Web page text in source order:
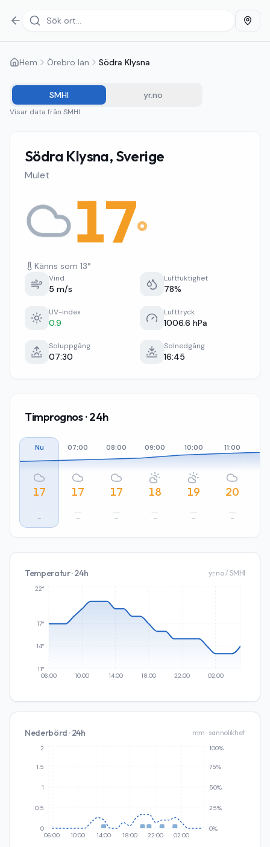
Hem Örebro län Södra Klysna
SMHI yr.no
Visar data från SMHI
Södra Klysna, Sverige
Mulet
17°
Känns som 13°
Vind
5 m/s
Luftfuktighet
78%
UV-index
0.9
Lufttryck
1006.6 hPa
Soluppgång
07:30
Solnedgång
16:45
Timprognos · 24h
Nu
17
–
07:00
17
–
08:00
17
–
09:00
18
–
10:00
19
–
11:00
20
–
Temperatur · 24h yr.no / SMHI
06:00 10:00 14:00 18:00 22:00 02:00
11°
14°
17°
22°
Nederbörd · 24h mm · sannolikhet
06:00 10:00 14:00 18:00 22:00 02:00
0
0.5
1
1.5
2
0%
25%
50%
75%
100%